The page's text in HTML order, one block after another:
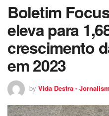
Boletim
eleva para
crescimento
em 2023
by Vida Destra -